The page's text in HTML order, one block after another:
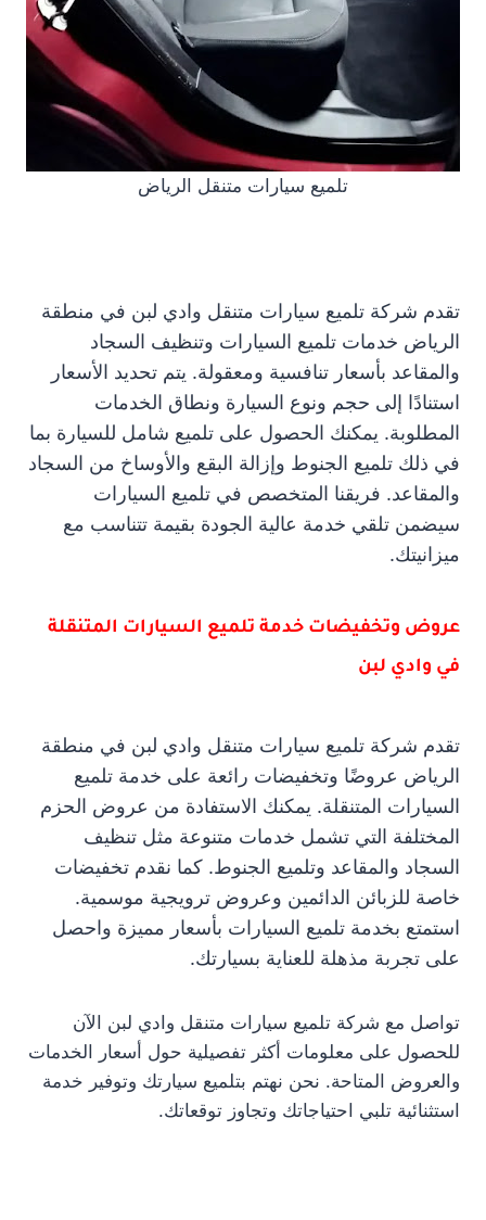
تلميع سيارات متنقل الرياض
تقدم شركة تلميع سيارات متنقل وادي لبن في منطقة
الرياض خدمات تلميع السيارات وتنظيف السجاد
والمقاعد بأسعار تنافسية ومعقولة. يتم تحديد الأسعار
استنادًا إلى حجم ونوع السيارة ونطاق الخدمات
المطلوبة. يمكنك الحصول على تلميع شامل للسيارة بما
في ذلك تلميع الجنوط وإزالة البقع والأوساخ من السجاد
والمقاعد. فريقنا المتخصص في تلميع السيارات
سيضمن تلقي خدمة عالية الجودة بقيمة تتناسب مع
ميزانيتك.
عروض وتخفيضات خدمة تلميع السيارات المتنقلة
في وادي لبن
تقدم شركة تلميع سيارات متنقل وادي لبن في منطقة
الرياض عروضًا وتخفيضات رائعة على خدمة تلميع
السيارات المتنقلة. يمكنك الاستفادة من عروض الحزم
المختلفة التي تشمل خدمات متنوعة مثل تنظيف
السجاد والمقاعد وتلميع الجنوط. كما نقدم تخفيضات
خاصة للزبائن الدائمين وعروض ترويجية موسمية.
استمتع بخدمة تلميع السيارات بأسعار مميزة واحصل
على تجربة مذهلة للعناية بسيارتك.
تواصل مع شركة تلميع سيارات متنقل وادي لبن الآن
للحصول على معلومات أكثر تفصيلية حول أسعار الخدمات
والعروض المتاحة. نحن نهتم بتلميع سيارتك وتوفير خدمة
استثنائية تلبي احتياجاتك وتجاوز توقعاتك.